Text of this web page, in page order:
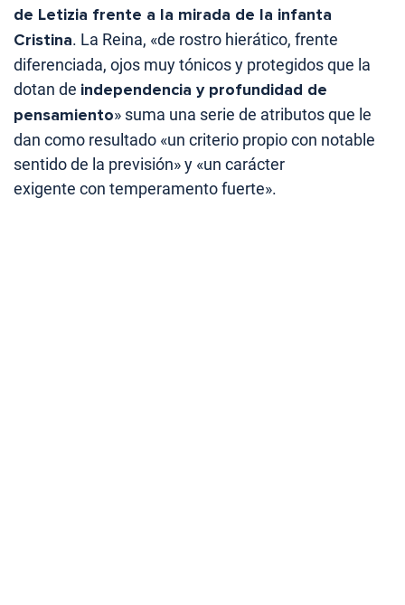
de Letizia frente a la mirada de la infanta
Cristina. La Reina, «de rostro hierático, frente
diferenciada, ojos muy tónicos y protegidos que la
dotan de independencia y profundidad de
pensamiento» suma una serie de atributos que le
dan como resultado «un criterio propio con notable
sentido de la previsión» y «un carácter
exigente con temperamento fuerte».